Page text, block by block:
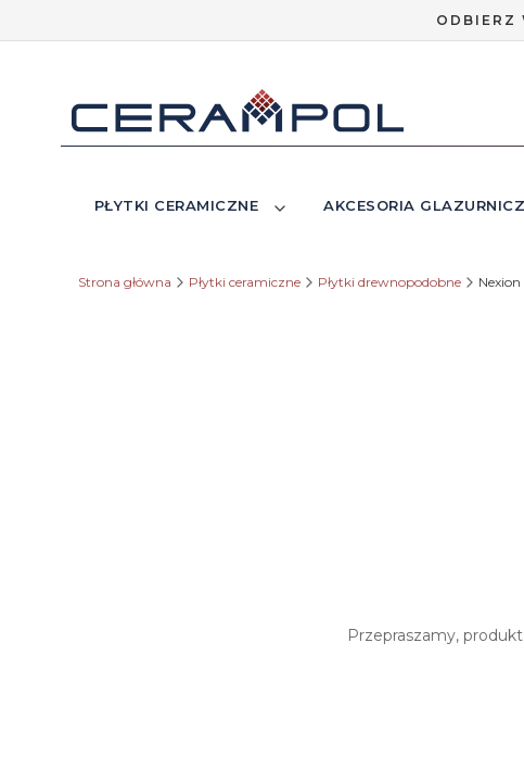
ODBIERZ
PŁYTKI CERAMICZNE AKCESORIA
Strona główna Płytki ceramiczne Płytki drewnopodobne Nexion
Przepraszamy,